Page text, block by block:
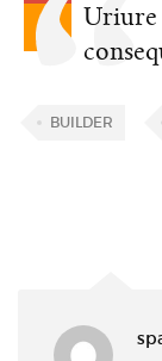
Uriure
BUILDER